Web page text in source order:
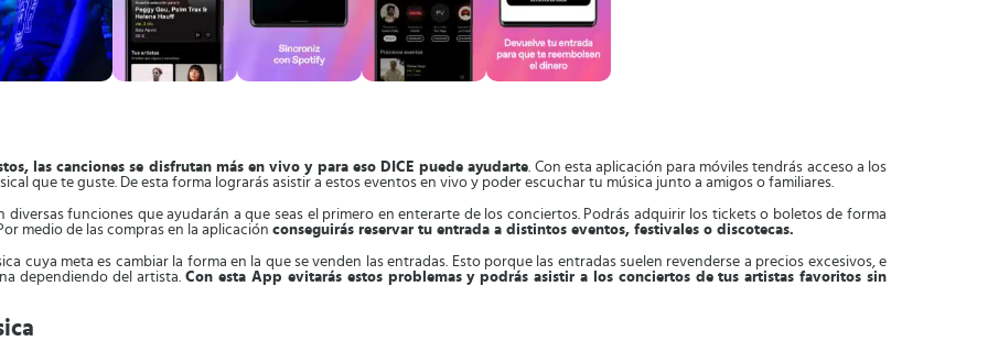
las canciones se disfrutan más en vivo y para eso DICE puede ayudarte. Con esta aplicación para móviles tendrás acceso a los
que te guste. De esta forma lograrás asistir a estos eventos en vivo y poder escuchar tu música junto a amigos o familiares.
funciones que ayudarán a que seas el primero en enterarte de los conciertos. Podrás adquirir los tickets o boletos de forma
medio de las compras en la aplicación conseguirás reservar tu entrada a distintos eventos, festivales o discotecas.
cuya meta es cambiar la forma en la que se venden las entradas. Esto porque las entradas suelen revenderse a precios excesivos, e
dependiendo del artista.Con esta App evitarás estos problemas y podrás asistir a los conciertos de tus artistas favoritos sin